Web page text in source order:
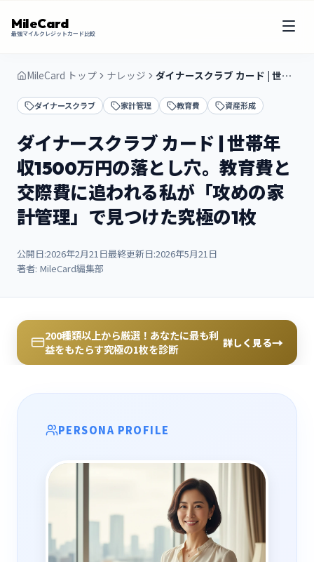
MileCard
最強マイルクレジットカード比較
MileCard トップ ナレッジ ダイナースクラブ カード | 世帯年収1500万円の落とし穴。教育費と交際費に追われる私が「攻めの家計管理」で見つけた究極の1枚
ダイナースクラブ 家計管理 教育費 資産形成
ダイナースクラブ カード | 世帯年
収1500万円の落とし穴。教育費と
交際費に追われる私が「攻めの家
計管理」で見つけた究極の1枚
公開日:2026年2月21日最終更新日:2026年5月21日
著者: MileCard編集部
200種類以上から厳選！あなたに最も利
益をもたらす究極の1枚を診断
詳しく見る→
PERSONA PROFILE